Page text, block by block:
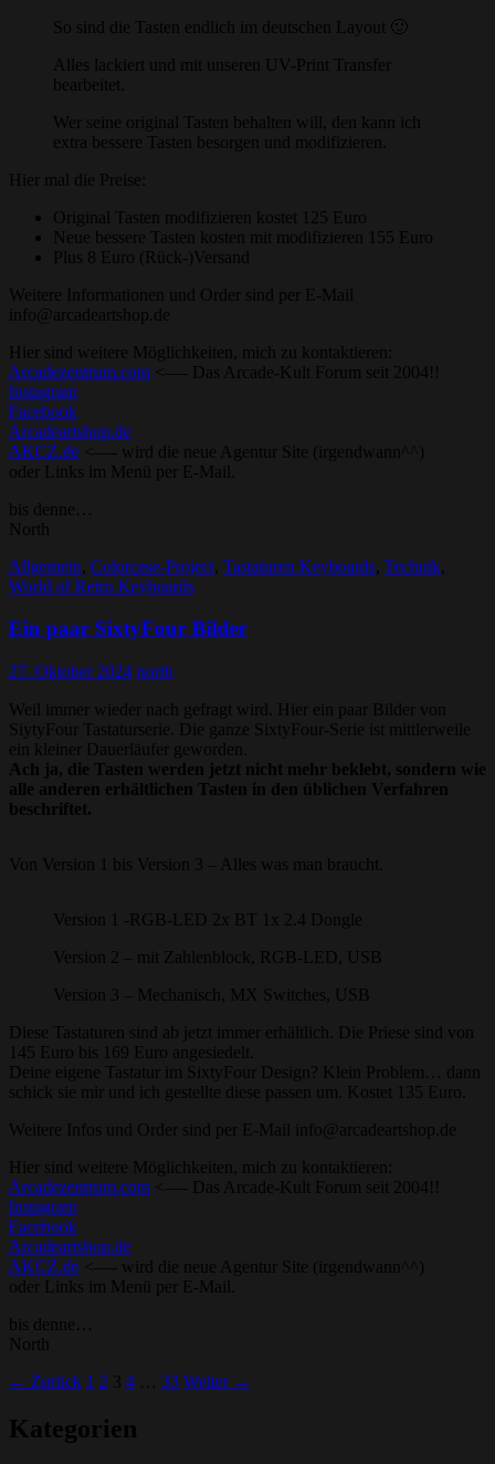
So sind die Tasten endlich im deutschen Layout 🙂
Alles lackiert und mit unseren UV-Print Transfer
bearbeitet.
Wer seine original Tasten behalten will, den kann ich
extra bessere Tasten besorgen und modifizieren.
Hier mal die Preise:
Original Tasten modifizieren kostet 125 Euro
Neue bessere Tasten kosten mit modifizieren 155 Euro
Plus 8 Euro (Rück-)Versand
Weitere Informationen und Order sind per E-Mail
info@arcadeartshop.de
Hier sind weitere Möglichkeiten, mich zu kontaktieren:
Arcadezentrum.com <—- Das Arcade-Kult Forum seit 2004!!
Instagram
Facebook
Arcadeartshop.de
AKCZ.de <—- wird die neue Agentur Site (irgendwann^^)
oder Links im Menü per E-Mail.
bis denne…
North
Allgemein Colorcase-Project Tastaturen Keyboards Technik
World of Retro Keyboards
Ein paar SixtyFour Bilder
27. Oktober 2024 north
Weil immer wieder nach gefragt wird. Hier ein paar Bilder von
SiytyFour Tastaturserie. Die ganze SixtyFour-Serie ist mittlerweile
ein kleiner Dauerläufer geworden.
Ach ja, die Tasten werden jetzt nicht mehr beklebt, sondern wie
alle anderen erhältlichen Tasten in den üblichen Verfahren
beschriftet.
Von Version 1 bis Version 3 – Alles was man braucht.
Version 1 -RGB-LED 2x BT 1x 2.4 Dongle
Version 2 – mit Zahlenblock, RGB-LED, USB
Version 3 – Mechanisch, MX Switches, USB
Diese Tastaturen sind ab jetzt immer erhältlich. Die Priese sind von
145 Euro bis 169 Euro angesiedelt.
Deine eigene Tastatur im SixtyFour Design? Klein Problem… dann
schick sie mir und ich gestellte diese passen um. Kostet 135 Euro.
Weitere Infos und Order sind per E-Mail info@arcadeartshop.de
Hier sind weitere Möglichkeiten, mich zu kontaktieren:
Arcadezentrum.com <—- Das Arcade-Kult Forum seit 2004!!
Instagram
Facebook
Arcadeartshop.de
AKCZ.de <—- wird die neue Agentur Site (irgendwann^^)
oder Links im Menü per E-Mail.
bis denne…
North
Beitrags-
← Zurück 1 2 3 4 … 33 Weiter →
Kategorien